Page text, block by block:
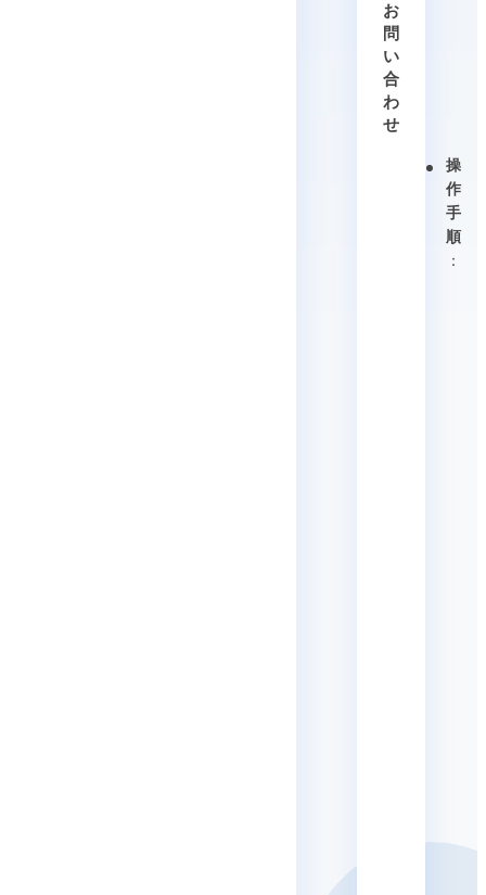
お
問
い
合
わ
せ
操
作
手
順
：